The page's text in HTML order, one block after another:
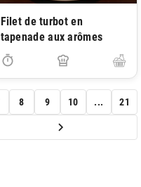
Filet de turbot en
tapenade aux arômes
8 9 10 ... 21